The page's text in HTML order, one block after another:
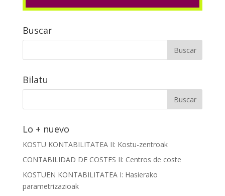
Buscar
Bilatu
Lo + nuevo
KOSTU KONTABILITATEA II: Kostu-zentroak
CONTABILIDAD DE COSTES II: Centros de coste
KOSTUEN KONTABILITATEA I: Hasierako
parametrizazioak